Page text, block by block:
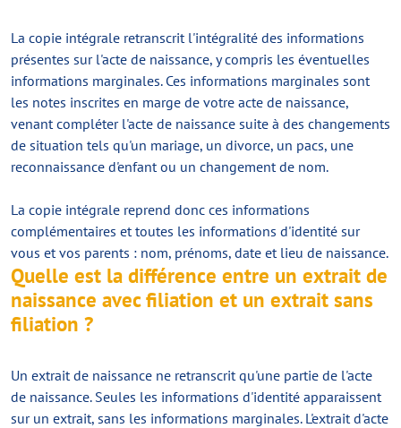
La copie intégrale retranscrit l'intégralité des informations
présentes sur l'acte de naissance, y compris les éventuelles
informations marginales. Ces informations marginales sont
les notes inscrites en marge de votre acte de naissance,
venant compléter l'acte de naissance suite à des changements
de situation tels qu'un mariage, un divorce, un pacs, une
reconnaissance d'enfant ou un changement de nom.
La copie intégrale reprend donc ces informations
complémentaires et toutes les informations d'identité sur
vous et vos parents : nom, prénoms, date et lieu de naissance.
Quelle est la différence entre un extrait de
naissance avec filiation et un extrait sans
filiation ?
Un extrait de naissance ne retranscrit qu'une partie de l'acte
de naissance. Seules les informations d'identité apparaissent
sur un extrait, sans les informations marginales. L'extrait d'acte